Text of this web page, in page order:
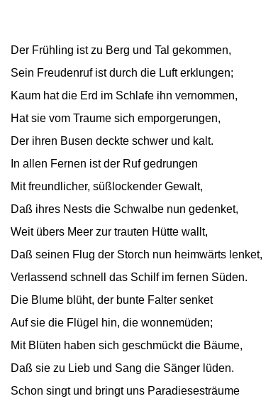
Der Frühling ist zu Berg und Tal gekommen,
Sein Freudenruf ist durch die Luft erklungen;
Kaum hat die Erd im Schlafe ihn vernommen,
Hat sie vom Traume sich emporgerungen,
Der ihren Busen deckte schwer und kalt.
In allen Fernen ist der Ruf gedrungen
Mit freundlicher, süßlockender Gewalt,
Daß ihres Nests die Schwalbe nun gedenket,
Weit übers Meer zur trauten Hütte wallt,
Daß seinen Flug der Storch nun heimwärts lenket,
Verlassend schnell das Schilf im fernen Süden.
Die Blume blüht, der bunte Falter senket
Auf sie die Flügel hin, die wonnemüden;
Mit Blüten haben sich geschmückt die Bäume,
Daß sie zu Lieb und Sang die Sänger lüden.
Schon singt und bringt uns Paradiesesträume